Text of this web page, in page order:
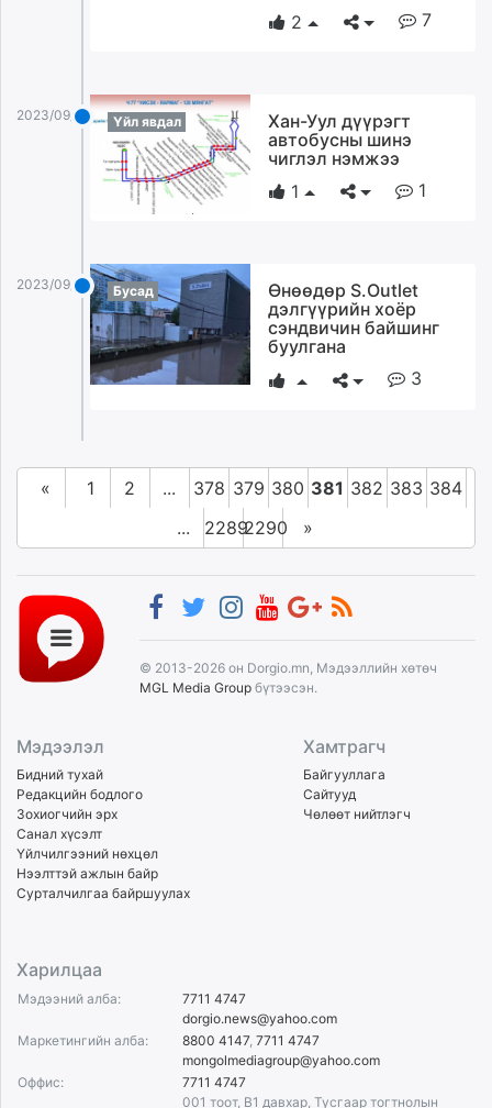
2
7
2023/09/12 Үйл явдал
Хан-Уул дүүрэгт
автобусны шинэ
чиглэл нэмжээ
1
1
2023/09/12 Бусад
Өнөөдөр S.Outlet
дэлгүүрийн хоёр
сэндвичин байшинг
буулгана
3
« 1 2 ... 378 379 380 381 382 383 384
...
22892290 »
© 2013-2026 он Dorgio.mn, Мэдээллийн хөтөч
MGL Media Group бүтээсэн.
Мэдээлэл
Бидний тухай
Редакцийн бодлого
Зохиогчийн эрх
Санал хүсэлт
Үйлчилгээний нөхцөл
Нээлттэй ажлын байр
Сурталчилгаа байршуулах
Хамтрагч
Байгууллага
Сайтууд
Чөлөөт нийтлэгч
Харилцаа
Мэдээний алба:
7711 4747
dorgio.news@yahoo.com
Маркетингийн алба:
8800 4147 7711 4747
mongolmediagroup@yahoo.com
Оффис:
7711 4747
001 тоот, B1 давхар, Тусгаар тогтнолын